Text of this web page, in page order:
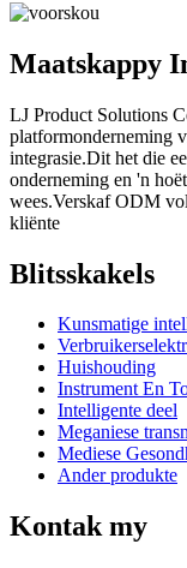
Maatskappy
LJ Product Solutions
platformonderneming
integrasie.Dit het die
onderneming en 'n
wees.Verskaf ODM
kliënte
Blitsskakels
Kunsmatige
Huishouding
Instrument En
Intelligente deel
Meganiese
Mediese
Ander produkte
Kontak my